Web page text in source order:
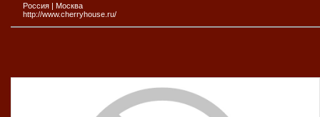
Россия | Москва
http://www.cherryhouse.ru/